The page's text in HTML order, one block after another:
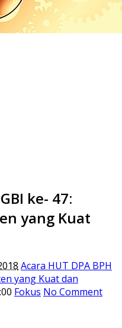
ke- 47:
yang Kuat
Acara HUT DPA BPH
yang Kuat dan
Fokus No Comment